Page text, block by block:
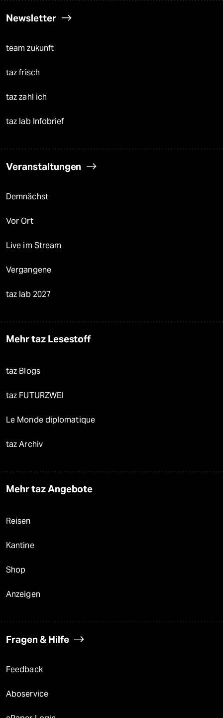
Newsletter
team zukunft
taz frisch
taz zahl ich
taz lab Infobrief
Veranstaltungen
Demnächst
Vor Ort
Live im Stream
Vergangene
taz lab 2027
Mehr taz Lesestoff
taz Blogs
taz FUTURZWEI
Le Monde diplomatique
taz Archiv
Mehr taz Angebote
Reisen
Kantine
Shop
Anzeigen
Fragen & Hilfe
Feedback
Aboservice